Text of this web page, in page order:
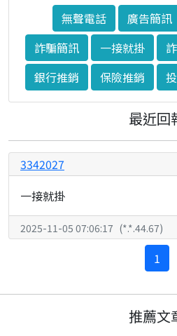
無聲電話
廣告簡訊
詐騙簡訊
一接就掛
銀行推銷
保險推銷
最近回
3342027
一接就掛
2025-11-05 07:06:17 (*.*.44.67)
1
推薦文